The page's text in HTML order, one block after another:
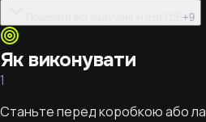
+9
Як виконувати
1
Станьте перед коробкою або